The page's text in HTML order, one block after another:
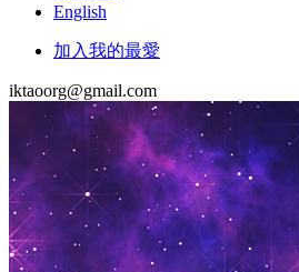
English
加入我的最愛
iktaoorg@gmail.com